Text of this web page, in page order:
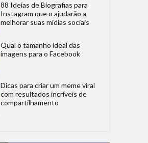
88 Ideias de Biografias para
Instagram que o ajudarão a
melhorar suas mídias sociais
Qual o tamanho ideal das
imagens para o Facebook
Dicas para criar um meme viral
com resultados incríveis de
compartilhamento